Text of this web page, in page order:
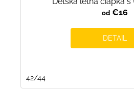
od€16
DETAIL
42/44